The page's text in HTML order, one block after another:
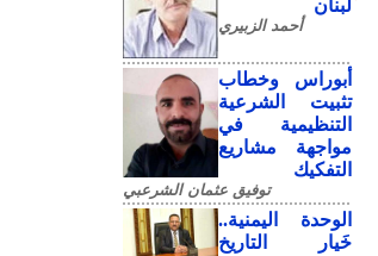
لبنان
أحمد الزبيري
أبوراس وخطاب
تثبيت الشرعية
التنظيمية في
مواجهة مشاريع
التفكيك
توفيق عثمان الشرعبي
الوحدة اليمنية..
خَيار التاريخ